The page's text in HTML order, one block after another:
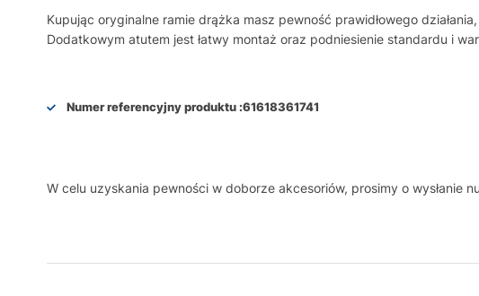
Kupując oryginalne ramie drążka masz pewność prawidłowego
Dodatkowym atutem jest łatwy montaż oraz podniesienie standardu i
Numer referencyjny produktu :61618361741
W celu uzyskania pewności w doborze akcesoriów, prosimy o wysłanie